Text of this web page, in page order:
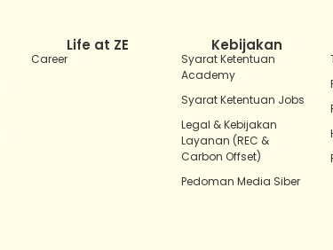
Life at ZE
Career
Kebijakan
Syarat Ketentuan
Academy
Syarat Ketentuan Jobs
Legal & Kebijakan
Layanan (REC &
Carbon Offset)
Pedoman Media Siber